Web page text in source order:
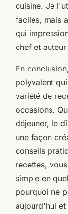
cuisine. Je
faciles, mais
qui
chef et
En
polyvalent
variété de
occasions.
déjeuner, le
une façon
conseils
recettes,
simple en
pourquoi ne
aujourd'hui